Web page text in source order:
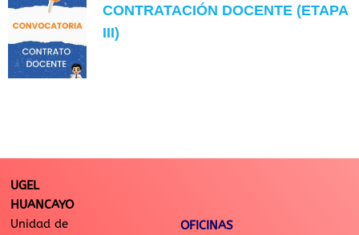
CONTRATACIÓN DOCENTE (ETAPA
III)
UGEL
HUANCAYO
Unidad de
OFICINAS